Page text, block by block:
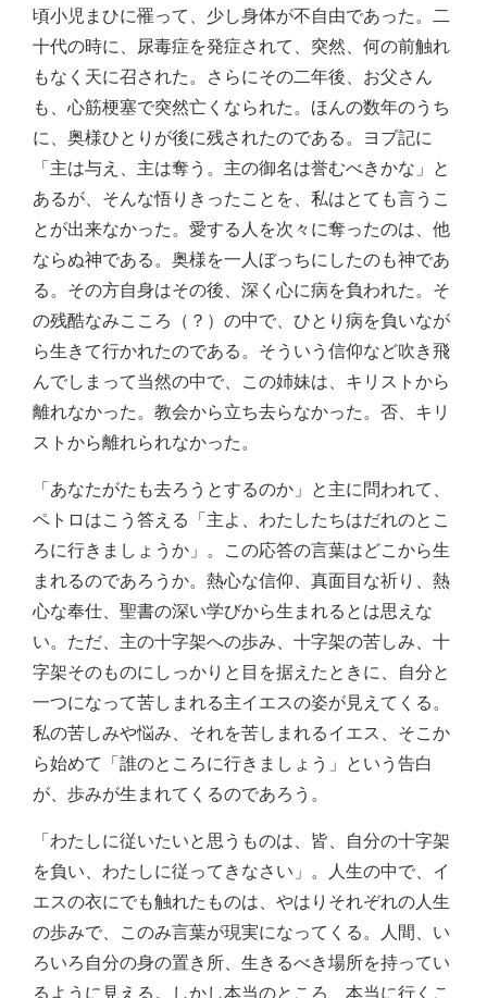
頃小児まひに罹って、少し身体が不自由であった。二
十代の時に、尿毒症を発症されて、突然、何の前触れ
もなく天に召された。さらにその二年後、お父さん
も、心筋梗塞で突然亡くなられた。ほんの数年のうち
に、奥様ひとりが後に残されたのである。ヨブ記に
「主は与え、主は奪う。主の御名は誉むべきかな」と
あるが、そんな悟りきったことを、私はとても言うこ
とが出来なかった。愛する人を次々に奪ったのは、他
ならぬ神である。奥様を一人ぼっちにしたのも神であ
る。その方自身はその後、深く心に病を負われた。そ
の残酷なみこころ（？）の中で、ひとり病を負いなが
ら生きて行かれたのである。そういう信仰など吹き飛
んでしまって当然の中で、この姉妹は、キリストから
離れなかった。教会から立ち去らなかった。否、キリ
ストから離れられなかった。
「あなたがたも去ろうとするのか」と主に問われて、
ペトロはこう答える「主よ、わたしたちはだれのとこ
ろに行きましょうか」。この応答の言葉はどこから生
まれるのであろうか。熱心な信仰、真面目な祈り、熱
心な奉仕、聖書の深い学びから生まれるとは思えな
い。ただ、主の十字架への歩み、十字架の苦しみ、十
字架そのものにしっかりと目を据えたときに、自分と
一つになって苦しまれる主イエスの姿が見えてくる。
私の苦しみや悩み、それを苦しまれるイエス、そこか
ら始めて「誰のところに行きましょう」という告白
が、歩みが生まれてくるのであろう。
「わたしに従いたいと思うものは、皆、自分の十字架
を負い、わたしに従ってきなさい」。人生の中で、イ
エスの衣にでも触れたものは、やはりそれぞれの人生
の歩みで、このみ言葉が現実になってくる。人間、い
ろいろ自分の身の置き所、生きるべき場所を持ってい
るように見える。しかし本当のところ、本当に行くこ